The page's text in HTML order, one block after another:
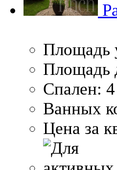
Площадь
Площадь
Спален: 4
Ванных
Цена за